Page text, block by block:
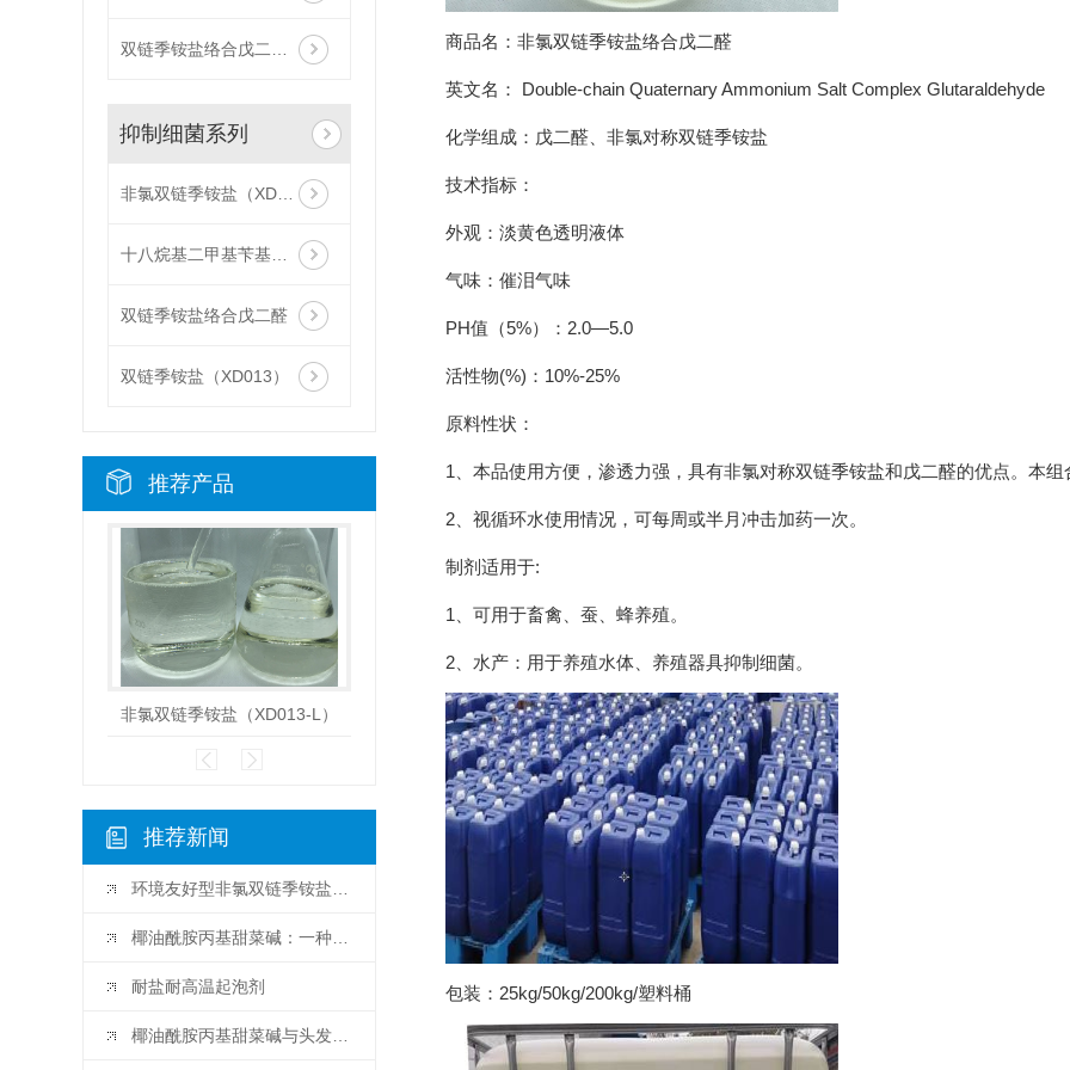
双链季铵盐络合戊二醛（XD025）
抑制细菌系列
非氯双链季铵盐（XD013-L）
十八烷基二甲基苄基氯化铵（1827）ZJ012
双链季铵盐络合戊二醛
双链季铵盐（XD013）
推荐产品
非氯双链季铵盐（XD013-L） 山嵛基三甲基氯化铵 椰油酰胺丙基甜菜碱（ZJ008）
推荐新闻
环境友好型非氯双链季铵盐的应用前景分析
椰油酰胺丙基甜菜碱：一种环境友好型表面活性剂的崭新选择
耐盐耐高温起泡剂
椰油酰胺丙基甜菜碱与头发健康的关系探析
商品名： 非氯双链季铵盐络合戊二醛
英文名： Double-chain Quaternary Ammonium Salt Complex Glutaraldehyde
化学组成：戊二醛、非氯对称双链季铵盐
技术指标：
外观：淡黄色透明液体
气味：催泪气味
PH值（5%）：2.0—5.0
活性物(%)：10%-25%
原料性状：
1、本品使用方便，渗透力强，具有非氯对称双链季铵盐和戊二醛的优点。本组
2、视循环水使用情况，可每周或半月冲击加药一次。
制剂适用于:
1、可用于畜禽、蚕、蜂养殖。
2、水产：用于养殖水体、养殖器具抑制细菌。
包装：25kg/50kg/200kg/塑料桶